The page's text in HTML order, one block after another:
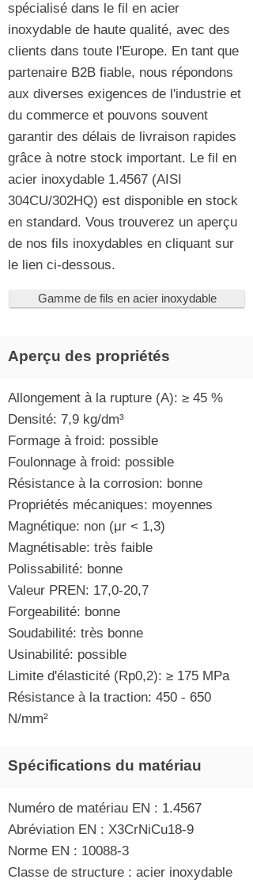
spécialisé dans le fil en acier
inoxydable de haute qualité, avec des
clients dans toute l'Europe. En tant que
partenaire B2B fiable, nous répondons
aux diverses exigences de l'industrie et
du commerce et pouvons souvent
garantir des délais de livraison rapides
grâce à notre stock important. Le fil en
acier inoxydable 1.4567 (AISI
304CU/302HQ) est disponible en stock
en standard. Vous trouverez un aperçu
de nos fils inoxydables en cliquant sur
le lien ci-dessous.
Gamme de fils en acier inoxydable
Aperçu des propriétés
Spécifications du matériau
Allongement à la rupture (A): ≥ 45 %
Densité: 7,9 kg/dm³
Formage à froid: possible
Foulonnage à froid: possible
Résistance à la corrosion: bonne
Propriétés mécaniques: moyennes
Magnétique: non (μr < 1,3)
Magnétisable: très faible
Polissabilité: bonne
Valeur PREN: 17,0-20,7
Forgeabilité: bonne
Soudabilité: très bonne
Usinabilité: possible
Limite d'élasticité (Rp0,2): ≥ 175 MPa
Résistance à la traction: 450 - 650
N/mm²
Numéro de matériau EN : 1.4567
Abréviation EN : X3CrNiCu18-9
Norme EN : 10088-3
Classe de structure : acier inoxydable